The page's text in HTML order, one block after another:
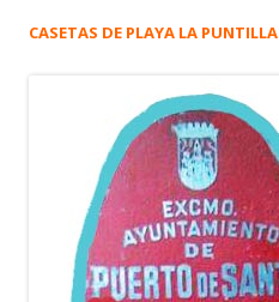
CASETAS DE PLAYA LA PUNTILLA